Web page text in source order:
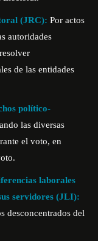
(JRC): Por actos
autoridades
de las entidades
político-
las diversas
el voto, en
laborales
servidores (JLI):
desconcentrados del